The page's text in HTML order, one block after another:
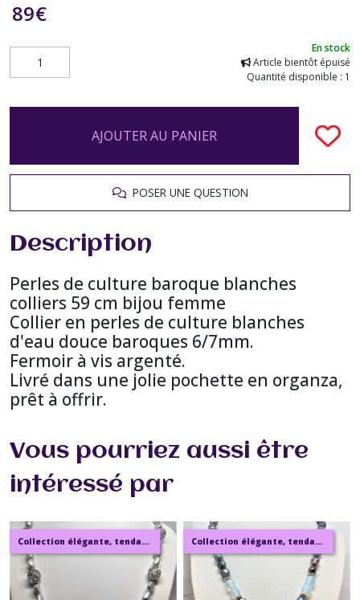
89€
En stock
Article bientôt épuisé
Quantité disponible : 1
AJOUTER AU PANIER
POSER UNE QUESTION
Description
Perles de culture baroque blanches
colliers 59 cm bijou femme
Collier en perles de culture blanches
d'eau douce baroques 6/7mm.
Fermoir à vis argenté.
Livré dans une jolie pochette en organza,
prêt à offrir.
Vous pourriez aussi être
intéressé par
Collection élégante, tendance, moderne, de bijoux en ambre, pierre, perles. Collection élégante, tendance, moderne, de bijoux en ambre, pierre, perles.